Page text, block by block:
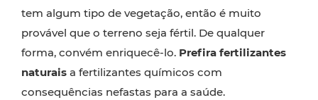
tem algum tipo de vegetação, então é muito
provável que o terreno seja fértil. De qualquer
forma, convém enriquecê-lo. Prefira fertilizantes
naturais a fertilizantes químicos com
consequências nefastas para a saúde.